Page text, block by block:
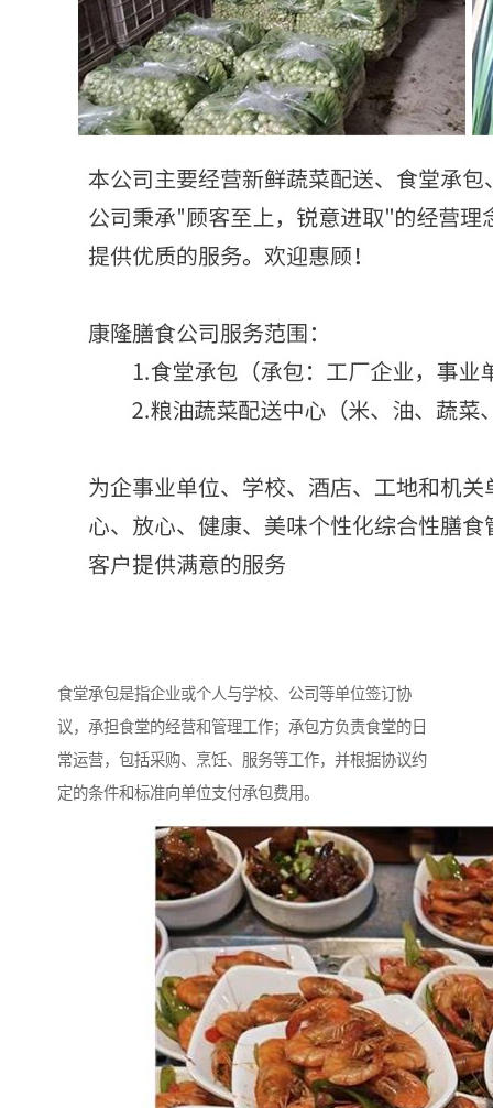
食堂承包是指企业或个人与学校、公司等单位签订协
议，承担食堂的经营和管理工作；承包方负责食堂的日
常运营，包括采购、烹饪、服务等工作，并根据协议约
定的条件和标准向单位支付承包费用。